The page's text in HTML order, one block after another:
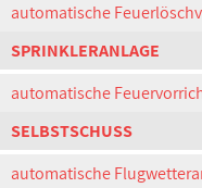
automatische
SPRINKLERANLAGE
automatische
SELBSTSCHUSS
automatische